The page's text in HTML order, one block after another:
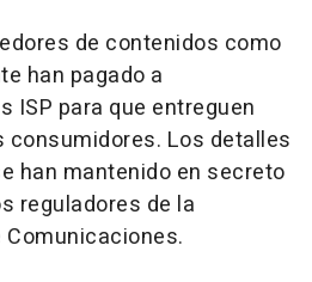
de contenidos como
han pagado a
ISP para que entreguen
Los detalles
han mantenido en secreto
reguladores de la